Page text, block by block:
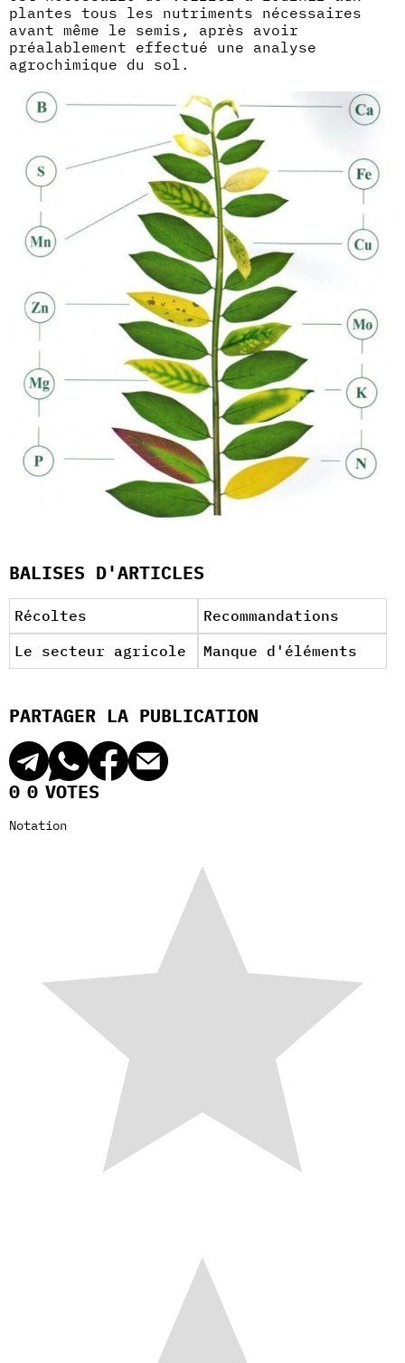
plantes tous les nutriments nécessaires
avant même le semis, après avoir
préalablement effectué une analyse
agrochimique du sol.
BALISES D'ARTICLES
Récoltes
Recommandations
Le secteur agricole
Manque d'éléments
PARTAGER LA PUBLICATION
0 0 VOTES
Notation